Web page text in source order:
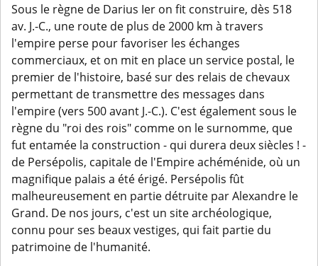
Sous le règne de Darius Ier on fit construire, dès 518
av. J.-C., une route de plus de 2000 km à travers
l'empire perse pour favoriser les échanges
commerciaux, et on mit en place un service postal, le
premier de l'histoire, basé sur des relais de chevaux
permettant de transmettre des messages dans
l'empire (vers 500 avant J.-C.). C'est également sous le
règne du "roi des rois" comme on le surnomme, que
fut entamée la construction - qui durera deux siècles ! -
de Persépolis, capitale de l'Empire achéménide, où un
magnifique palais a été érigé. Persépolis fût
malheureusement en partie détruite par Alexandre le
Grand. De nos jours, c'est un site archéologique,
connu pour ses beaux vestiges, qui fait partie du
patrimoine de l'humanité.